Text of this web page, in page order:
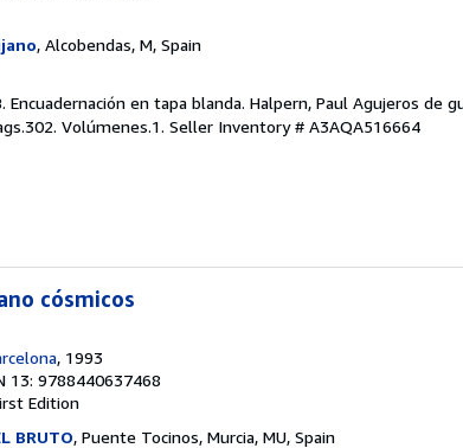
, Alcobendas, M, Spain
Encuadernación en tapa blanda. Halpern, Paul Agujeros de
Volúmenes.1. Seller Inventory # A3AQA516664
cósmicos
, 1993
13: 9788440637468
Edition
BRUTO, Puente Tocinos, Murcia, MU, Spain